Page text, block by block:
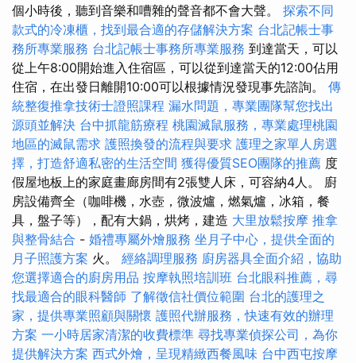
個小時後，聽到音樂和嘈雜的聲音都不會大聲。 探索不同
款式的冷凍櫃，找到最合適的存儲解決方案 台北記帳士事
務所專業服務 台北記帳士事務所專業服務 到達當天，可以
從上午8:00開始進入住宿區，可以從到達當天的12:00佔用
住宿，在出發日離開10:00可以根據情況發現事先諮詢。 傳
統整復推拿技術士證照課程 漏水問題，專業團隊幫您找出
源頭並解決 台中抓龍筋療程 桃園滅鼠服務，專業處理桃園
地區的滅鼠需求 護照換發的流程與要求 護理之家單人房選
擇，打造舒適私密的生活空間 獲得優質SEO團隊的推薦 度
假屋地板上的家庭畫廊房間有2張雙人床，可容納4人。 廚
房設備齊全（咖啡機，水壺，微波爐，燃氣爐，冰箱，餐
具，盤子等），配有大鍋，烘烤，建造 大里放鬆按摩 推拿
與整骨結合 - 婚禮專屬外燴服務 坐月子中心，提供全面的
月子照護方案 火。 經絡調理服務 廚房器具全面介紹，協助
您選擇適合的廚房用品 按摩執照培訓班 台北眼科推薦，尋
找最適合的眼科醫師 了解徵信社價位範圍 台北的護理之
家，提供專業照顧與關懷 護照代辦服務，快速有效的辦理
方案 一小時居家清潔的收費標準 尋找專業偵探公司，為你
提供解決方案 西式外燴，呈現精緻西餐風味 台中西屯按摩